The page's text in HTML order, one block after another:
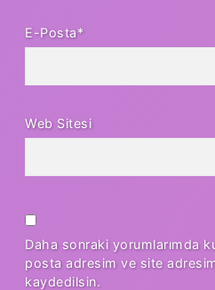
E-Posta*
Web Sitesi
Daha sonraki yorumlarımda
posta adresim ve site
kaydedilsin.